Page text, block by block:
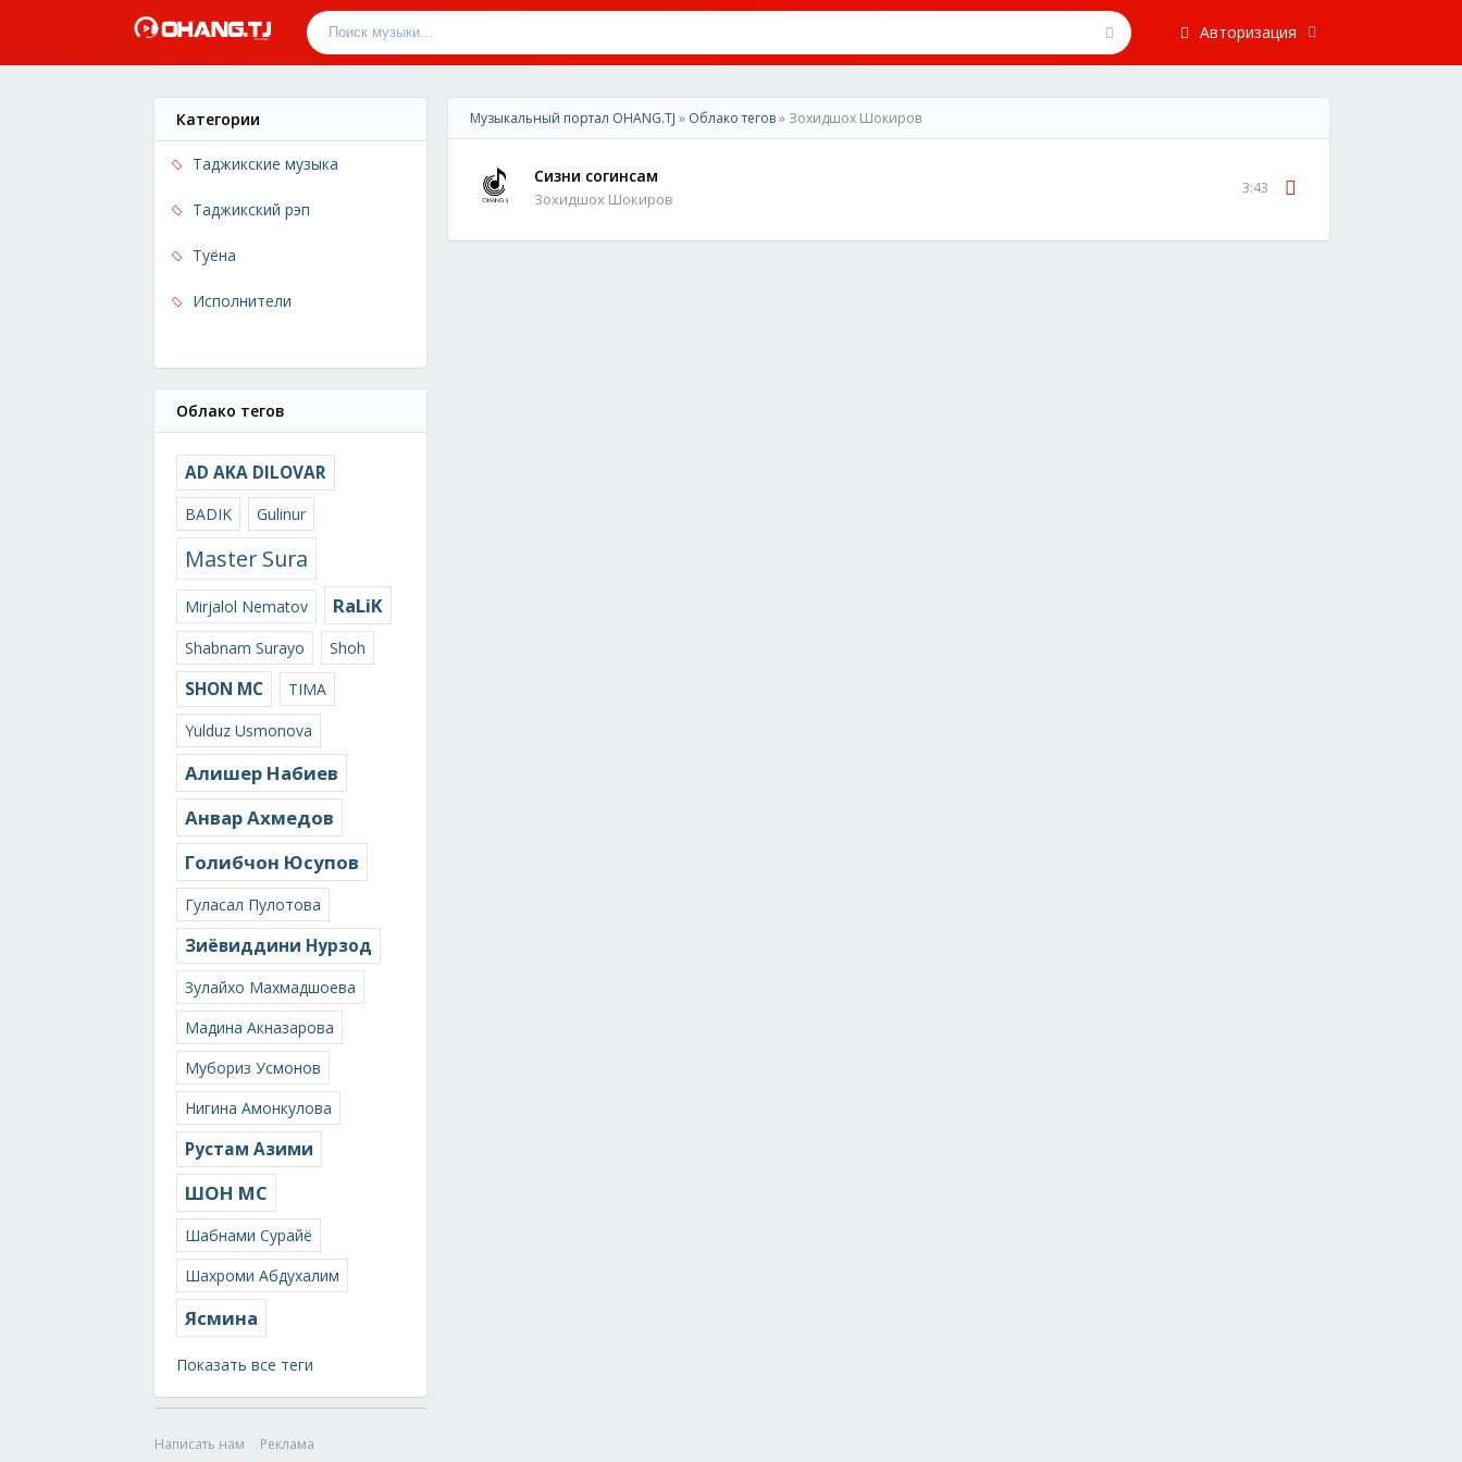
Авторизация
Категории
Таджикские музыка
Таджикский рэп
Туёна
Исполнители
Облако тегов
AD AKA DILOVAR
BADIK Gulinur
Master Sura
Mirjalol Nematov RaLiK
Shabnam Surayo Shoh
SHON MC
TIMA
Yulduz Usmonova
Алишер Набиев
Анвар Ахмедов
Голибчон Юсупов
Гуласал Пулотова
Зиёвиддини Нурзод
Зулайхо Махмадшоева
Мадина Акназарова
Мубориз Усмонов
Нигина Амонкулова
Рустам Азими
ШОН МС
Шабнами Сурайё
Шахроми Абдухалим
Ясмина
Показать все теги
Написать нам
Реклама
Музыкальный портал OHANG.TJ » Облако тегов» Зохидшох Шокиров
Сизни согинсам
Зохидшох Шокиров
3:43